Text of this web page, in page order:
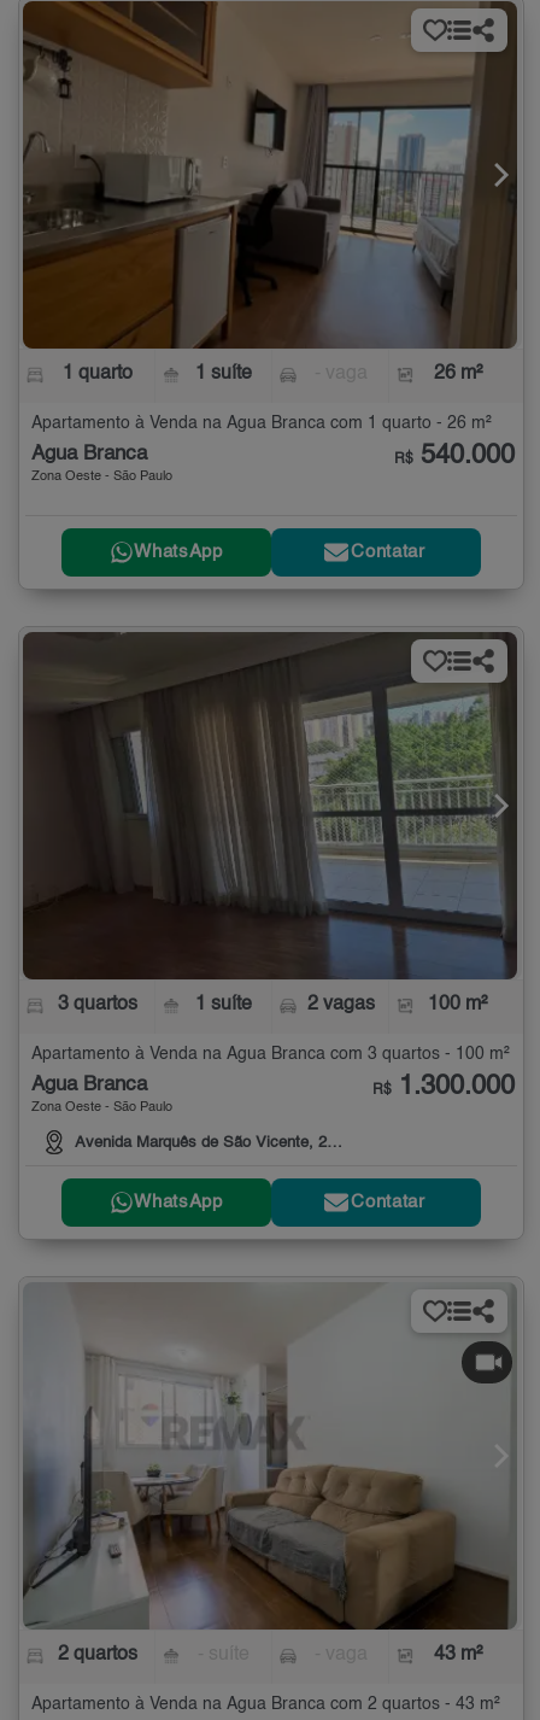
1 quarto 1 suíte 26 m²
Apartamento à Venda na Água Branca com 1 quarto - 26 m²
Água Branca
Zona Oeste - São Paulo
R$ 540.000
WhatsApp Contatar
3 quartos 1 suíte 2 vagas 100 m²
Apartamento à Venda na Água Branca com 3 quartos - 100 m²
Água Branca
Zona Oeste - São Paulo
Avenida Marquês de São Vicente, 2914
R$ 1.300.000
WhatsApp Contatar
2 quartos 43 m²
Apartamento à Venda na Água Branca com 2 quartos - 43 m²